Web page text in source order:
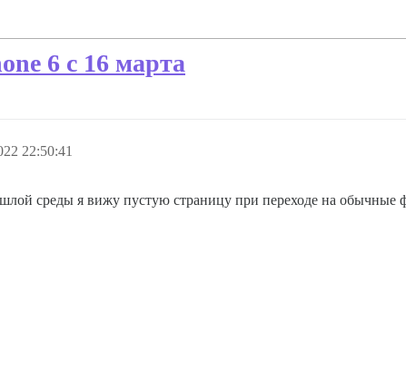
6 с 16 марта
22:50:41
среды я вижу пустую страницу при переходе на обычные